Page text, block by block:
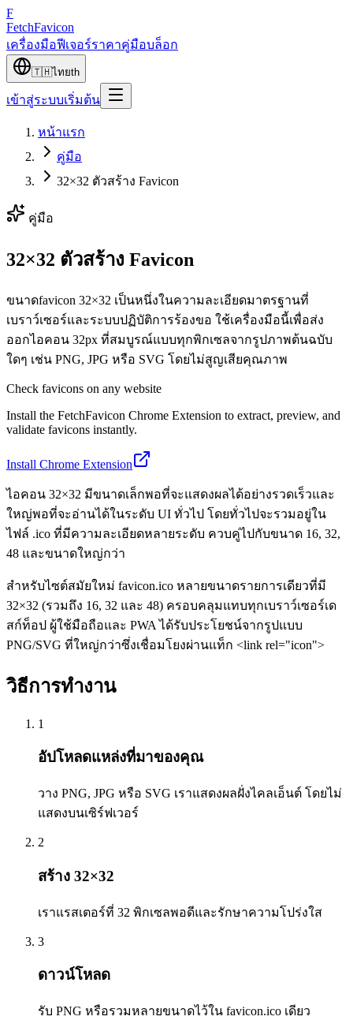
F
FetchFavicon
เครื่องมือฟีเจอร์ราคาคู่มือบล็อก
🇹🇭ไทยth
เข้าสู่ระบบเริ่มต้น
หน้าแรก
คู่มือ
32×32 ตัวสร้าง Favicon
คู่มือ
32×32 ตัวสร้าง Favicon
ขนาดfavicon 32×32 เป็นหนึ่งในความละเอียดมาตรฐานที่
เบราว์เซอร์และระบบปฏิบัติการร้องขอ ใช้เครื่องมือนี้เพื่อส่ง
ออกไอคอน 32px ที่สมบูรณ์แบบทุกพิกเซลจากรูปภาพต้นฉบับ
ใดๆ เช่น PNG, JPG หรือ SVG โดยไม่สูญเสียคุณภาพ
Check favicons on any website
Install the FetchFavicon Chrome Extension to extract, preview, and
validate favicons instantly.
Install Chrome Extension
ไอคอน 32×32 มีขนาดเล็กพอที่จะแสดงผลได้อย่างรวดเร็วและ
ใหญ่พอที่จะอ่านได้ในระดับ UI ทั่วไป โดยทั่วไปจะรวมอยู่ใน
ไฟล์ .ico ที่มีความละเอียดหลายระดับ ควบคู่ไปกับขนาด 16, 32,
48 และขนาดใหญ่กว่า
สำหรับไซต์สมัยใหม่ favicon.ico หลายขนาดรายการเดียวที่มี
32×32 (รวมถึง 16, 32 และ 48) ครอบคลุมแทบทุกเบราว์เซอร์เด
สก์ท็อป ผู้ใช้มือถือและ PWA ได้รับประโยชน์จากรูปแบบ
PNG/SVG ที่ใหญ่กว่าซึ่งเชื่อมโยงผ่านแท็ก <link rel="icon">
วิธีการทำงาน
1
อัปโหลดแหล่งที่มาของคุณ
วาง PNG, JPG หรือ SVG เราแสดงผลฝั่งไคลเอ็นต์ โดยไม่
แสดงบนเซิร์ฟเวอร์
2
สร้าง 32×32
เราแรสเตอร์ที่ 32 พิกเซลพอดีและรักษาความโปร่งใส
3
ดาวน์โหลด
รับ PNG หรือรวมหลายขนาดไว้ใน favicon.ico เดียว